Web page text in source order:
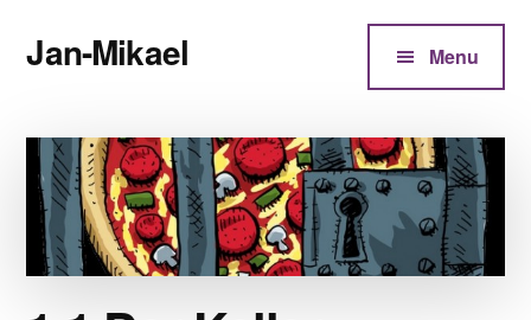
Inhalt
springen
menu
Jan-Mikael
Kunibert
Eder
Menu